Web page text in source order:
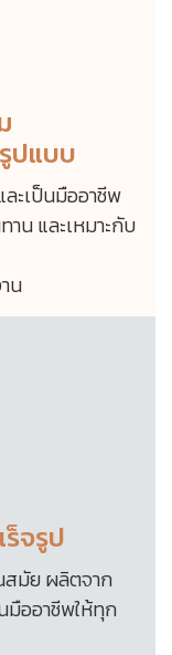
ปแบบ
ะเป็นมืออาชีพ
น และเหมาะกับ
น
จรูป
สมัย ผลิตจาก
ออาชีพให้ทุก